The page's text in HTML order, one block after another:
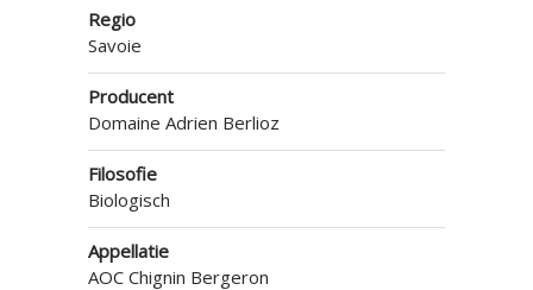
Regio
Savoie
Producent
Domaine Adrien Berlioz
Filosofie
Biologisch
Appellatie
AOC Chignin Bergeron